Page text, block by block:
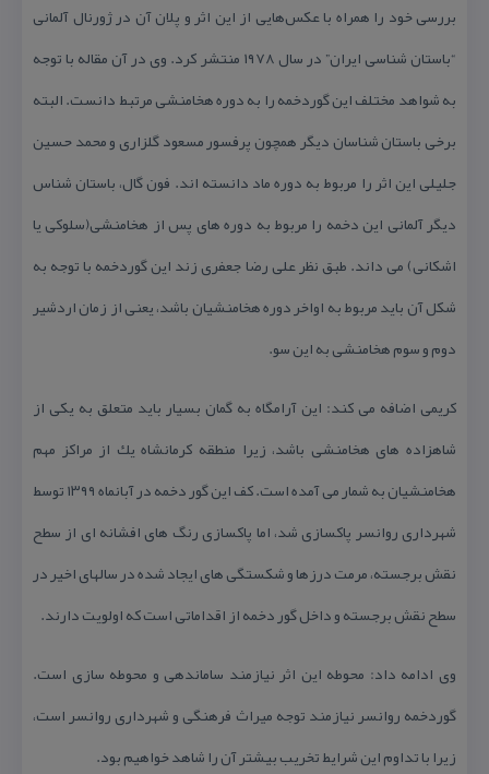
بررسی خود را همراه با عكس‌هایی از این اثر و پلان آن در ژورنال آلمانی
“باستان شناسی ایران” در سال ۱۹۷۸ منتشر كرد. وی در آن مقاله با توجه
به شواهد مختلف این گوردخمه را به دوره هخامنشی مرتبط دانست. البته
برخی باستان شناسان دیگر همچون پرفسور مسعود گلزاری و محمد حسین
جلیلی این اثر را مربوط به دوره ماد دانسته اند. فون گال، باستان شناس
دیگر آلمانی این دخمه را مربوط به دوره های پس از هخامنشی(سلوكی یا
اشكانی) می داند. طبق نظر علی رضا جعفری زند این گوردخمه با توجه به
شكل آن باید مربوط به اواخر دوره هخامنشیان باشد، یعنی از زمان اردشیر
دوم و سوم هخامنشی به این سو.
كریمی اضافه می كند: این آرامگاه به گمان بسیار باید متعلق به یكی از
شاهزاده های هخامنشی باشد، زیرا منطقه كرمانشاه یك از مراكز مهم
هخامنشیان به شمار می آمده است. كف این گور دخمه در آبانماه ۱۳۹۹ توسط
شهرداری روانسر پاكسازی شد، اما پاكسازی رنگ های افشانه ای از سطح
نقش برجسته، مرمت درزها و شكستگی های ایجاد شده در سالهای اخیر در
سطح نقش برجسته و داخل گور دخمه از اقداماتی است كه اولویت دارند.
وی ادامه داد: محوطه این اثر نیازمند ساماندهی و محوطه سازی است.
گوردخمه روانسر نیازمند توجه میراث فرهنگی و شهرداری روانسر است،
زیرا با تداوم این شرایط تخریب بیشتر آن را شاهد خواهیم بود.